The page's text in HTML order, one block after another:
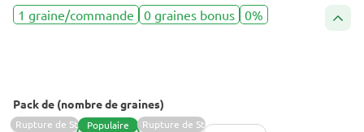
1 graine/commande 0 graines bonus 0%
Pack de (nombre de graines)
Rupture de StockPopulaire Rupture de Stock